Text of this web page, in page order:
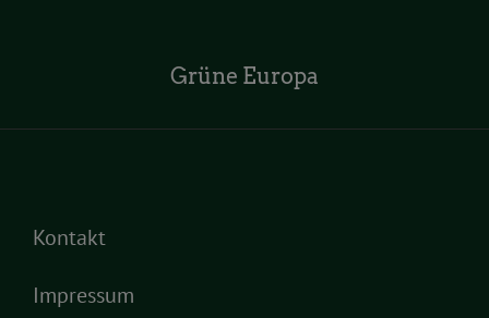
Grüne Europa
Kontakt
Impressum